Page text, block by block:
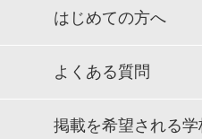
はじめての方へ
よくある質問
掲載を希望される